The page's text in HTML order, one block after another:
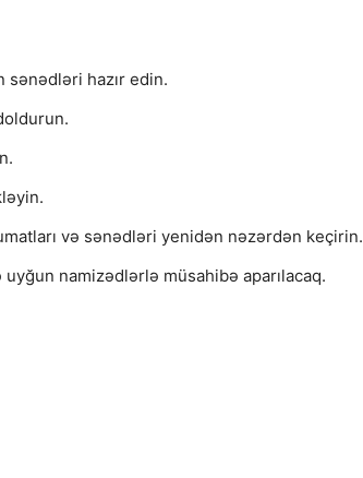
sənədləri hazır edin.
və sənədləri yenidən nəzərdən keçirin.
namizədlərlə müsahibə aparılacaq.